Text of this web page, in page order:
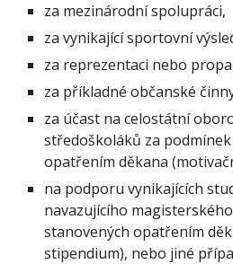
za mezinárodní spolupráci,
za vynikající sportovní
za reprezentaci nebo
za příkladné občanské
za účast na celostátní
středoškoláků za
opatřením děkana
na podporu vynikajících
navazujícího
stanovených opatřením
stipendium), nebo jiné